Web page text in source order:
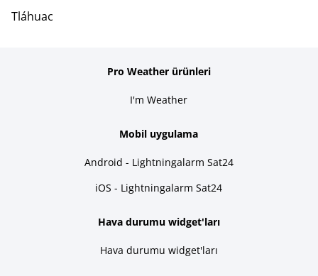
Tláhuac
Pro Weather ürünleri
I'm Weather
Mobil uygulama
Android - Lightningalarm Sat24
iOS - Lightningalarm Sat24
Hava durumu widget'ları
Hava durumu widget'ları